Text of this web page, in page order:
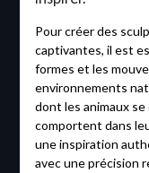
Pour créer des
captivantes, il est
formes et les
environnements
dont les animaux
comportent dans
une inspiration
avec une précision